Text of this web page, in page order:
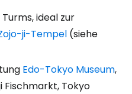
ideal zur
ji-Tempel (siehe
Edo-Tokyo Museum,
Fischmarkt, Tokyo